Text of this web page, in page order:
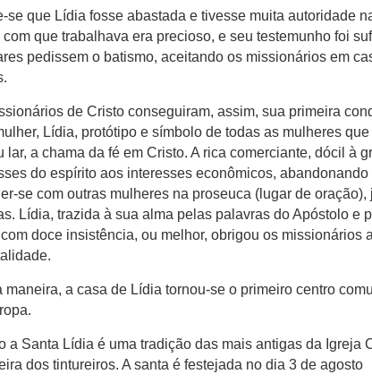
se que Lídia fosse abastada e tivesse muita autoridade
com que trabalhava era precioso, e seu testemunho foi
pedissem o batismo, aceitando os missionários em
de Cristo conseguiram, assim, sua primeira
Lídia, protótipo e símbolo de todas as mulheres
lar, a chama da fé em Cristo. A rica comerciante, dócil à
do espírito aos interesses econômicos,
se com outras mulheres na proseuca (lugar de
Lídia, trazida à sua alma pelas palavras do Apóstolo e
doce insistência, ou melhor, obrigou os missionários
maneira, a casa de Lídia tornou-se o primeiro centro
a Santa Lídia é uma tradição das mais antigas da Igreja
dos tintureiros. A santa é festejada no dia 3 de agosto